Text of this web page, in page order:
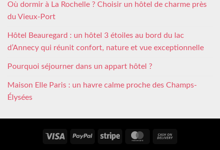
Où dormir à La Rochelle ? Choisir un hôtel de charme près
du Vieux-Port
Hôtel Beauregard : un hôtel 3 étoiles au bord du lac
d’Annecy qui réunit confort, nature et vue exceptionnelle
Pourquoi séjourner dans un appart hôtel ?
Maison Elle Paris : un havre calme proche des Champs-
Élysées
Visa PayPal Stripe MasterCard